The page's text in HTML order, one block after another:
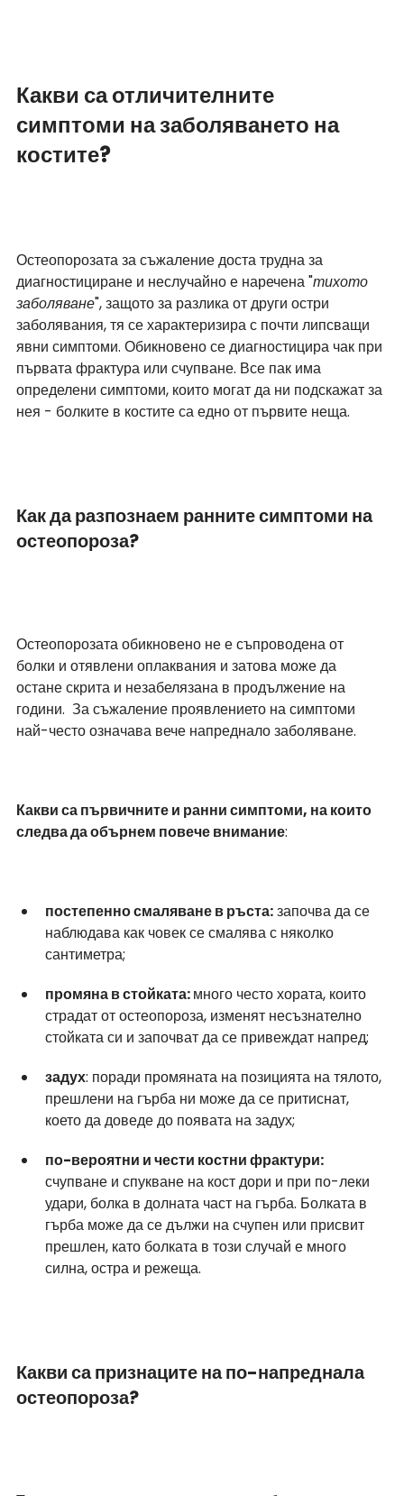
Какви са отличителните
симптоми на заболяването на
костите?
Остеопорозата за съжаление доста трудна за
диагностициране и неслучайно е наречена "тихото
заболяване", защото за разлика от други остри
заболявания, тя се характеризира с почти липсващи
явни симптоми. Обикновено се диагностицира чак при
първата фрактура или счупване. Все пак има
определени симптоми, които могат да ни подскажат за
нея - болките в костите са едно от първите неща.
Как да разпознаем ранните симптоми на
остеопороза?
Остеопорозата обикновено не е съпроводена от
болки и отявлени оплаквания и затова може да
остане скрита и незабелязана в продължение на
години.  За съжаление проявлението на симптоми
най-често означава вече напреднало заболяване.
Какви са първичните и ранни симптоми, на които
следва да обърнем повече внимание:
постепенно смаляване в ръста: започва да се
наблюдава как човек се смалява с няколко
сантиметра;
промяна в стойката: много често хората, които
страдат от остеопороза, изменят несъзнателно
стойката си и започват да се привеждат напред;
задух: поради промяната на позицията на тялото,
прешлени на гърба ни може да се притиснат,
което да доведе до появата на задух;
по-вероятни и чести костни фрактури:
счупване и спукване на кост дори и при по-леки
удари, болка в долната част на гърба. Болката в
гърба може да се дължи на счупен или присвит
прешлен, като болката в този случай е много
силна, остра и режеща.
Какви са признаците на по-напреднала
остеопороза?